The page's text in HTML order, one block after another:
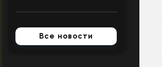
Все новости